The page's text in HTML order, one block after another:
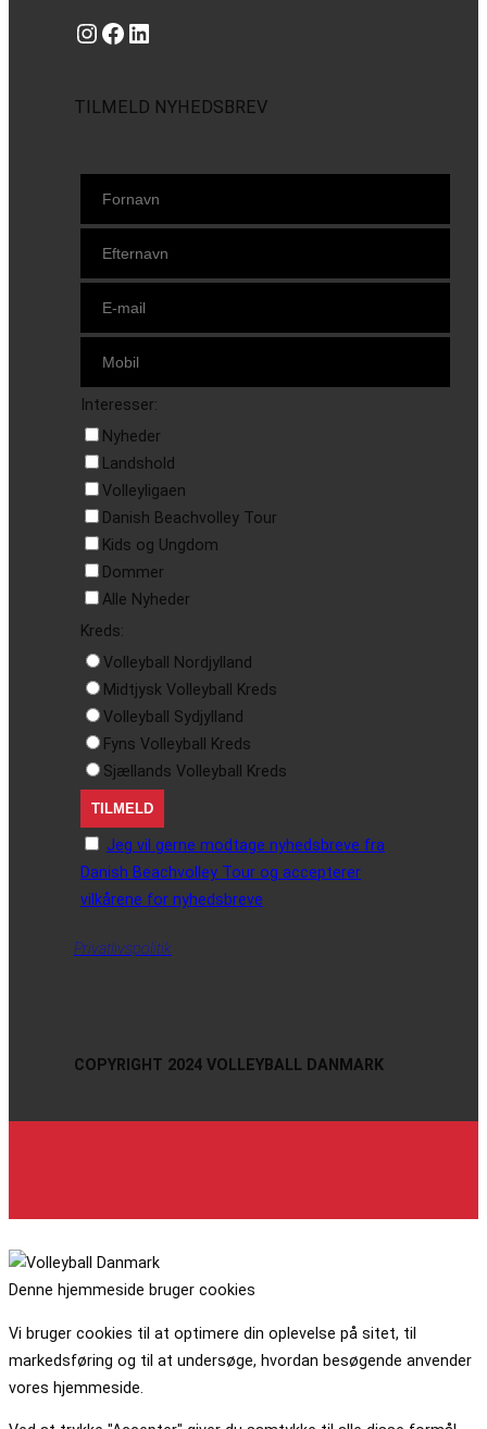
Instagram https://www.facebook.com/danishbeachvolleytour LinkedIn
TILMELD NYHEDSBREV
Interesser:
Nyheder
Landshold
Volleyligaen
Danish Beachvolley Tour
Kids og Ungdom
Dommer
Alle Nyheder
Kreds:
Volleyball Nordjylland
Midtjysk Volleyball Kreds
Volleyball Sydjylland
Fyns Volleyball Kreds
Sjællands Volleyball Kreds
Jeg vil gerne modtage nyhedsbreve fra
Danish Beachvolley Tour og accepterer
vilkårene for nyhedsbreve
Privatlivspolitik
COPYRIGHT 2024 VOLLEYBALL DANMARK
Denne hjemmeside bruger cookies
Vi bruger cookies til at optimere din oplevelse på sitet, til
markedsføring og til at undersøge, hvordan besøgende anvender
vores hjemmeside.